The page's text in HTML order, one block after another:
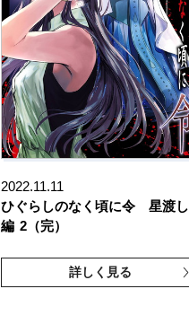
2022.11.11
ひぐらしのなく頃に令 星渡し
編 2（完）
詳しく見る